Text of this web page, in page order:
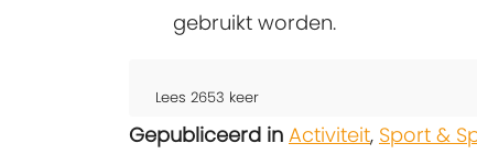
gebruikt worden.
Lees 2653 keer
Gepubliceerd in Activiteit, Sport &